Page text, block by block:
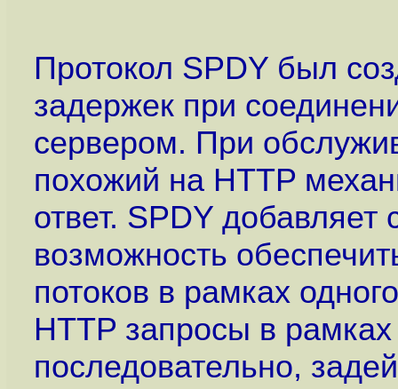
Протокол SPDY был
задержек при
сервером. При
похожий на HTTP
ответ. SPDY
возможность
потоков в рамках
HTTP запросы в
последовательно,